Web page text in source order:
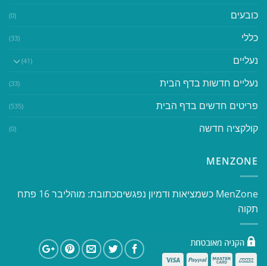
כובעים (0)
כללי (33)
נעליים (41)
נעליים חדשות בדף הבית (33)
פריטים חדשים בדף הבית (535)
קולקציה חדשה (0)
MENZONE
​​MenZone כשמציאות ודמיון נפגשים​ כתובת: מוהליבר 16 פתח
תקוה